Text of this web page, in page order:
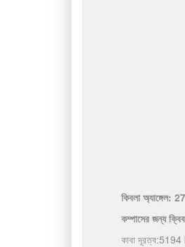
কিবলা অ্যাঙ্গেল:
কম্পাসের জন্য
কাবা দূরত্ব:5194